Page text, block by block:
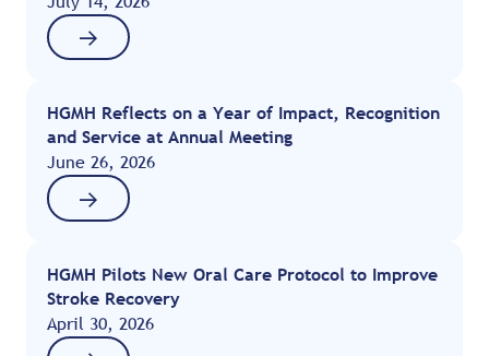
HGMH Reflects on a Year of Impact, Recognition
and Service at Annual Meeting
June 26, 2026
HGMH Pilots New Oral Care Protocol to Improve
Stroke Recovery
April 30, 2026